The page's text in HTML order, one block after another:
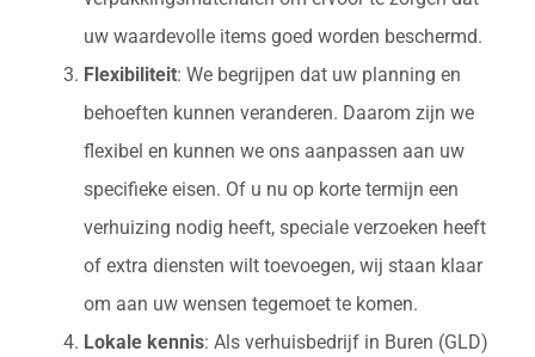
uw waardevolle items goed worden beschermd.
Flexibiliteit: We begrijpen dat uw planning en
behoeften kunnen veranderen. Daarom zijn we
flexibel en kunnen we ons aanpassen aan uw
specifieke eisen. Of u nu op korte termijn een
verhuizing nodig heeft, speciale verzoeken heeft
of extra diensten wilt toevoegen, wij staan klaar
om aan uw wensen tegemoet te komen.
Lokale kennis: Als verhuisbedrijf in Buren (GLD)